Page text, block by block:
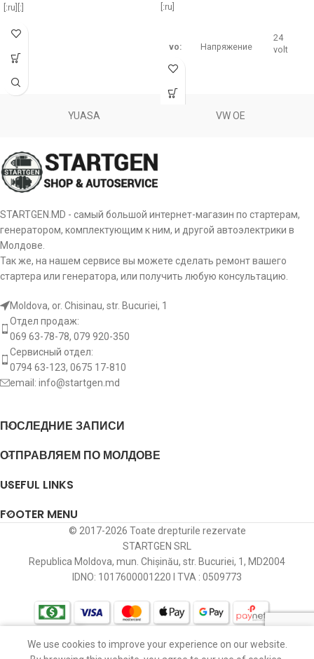
Marelli
Mercedes
Benz
0111546602, 0111546802, 011154680280,
0121540002, A0111546602, A0111546802,
A011154720280, A0111549202, A0121540002
Motorherz
ALB1665(89)WA, ALB1689RB, ALB1689WA,
ALV1689RB
Valeo
SG12B022
WAI
WPS 1252101BO, 1252101BO1, 13928N, 14001N
[:ru][:] [:ru]
vo: Напряжение
24
volt
am:
b:
посадочного
места B
80 mm
Размер
посадочного
места C
YUASA VW OE
STARTGEN.MD - самый большой интернет-магазин по стартерам,
генератором, комплектующим к ним, и другой автоэлектрики в
Молдове.
Так же, на нашем сервисе вы можете сделать ремонт вашего
стартера или генератора, или получить любую консультацию.
Moldova, or. Chisinau, str. Bucuriei, 1
Отдел продаж:
069 63-78-78, 079 920-350
Сервисный отдел:
0794 63-123, 0675 17-810
email: info@startgen.md
ПОСЛЕДНИЕ ЗАПИСИ
ОТПРАВЛЯЕМ ПО МОЛДОВЕ
USEFUL LINKS
FOOTER MENU
© 2017-2026 Toate drepturile rezervate
STARTGEN SRL
Republica Moldova, mun. Chișinău, str. Bucuriei, 1, MD2004
IDNO: 1017600001220 I TVA : 0509773
ИзбранноеКорзина
Мой профиль
We use cookies to improve your experience on our website.